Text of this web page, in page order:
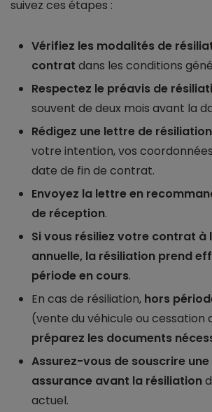
suivez ces étapes :
Vérifiez les modalités de
contrat dans les conditions
Respectez le préavis de
souvent de deux mois avant la
Rédigez une lettre de résiliation
votre intention, vos
date de fin de contrat.
Envoyez la lettre en
de réception.
Si vous résiliez votre contrat à
annuelle, la résiliation prend
période en cours.
En cas de résiliation, hors
(vente du véhicule ou cessation
préparez les documents
Assurez-vous de souscrire
assurance avant la résiliation
actuel.